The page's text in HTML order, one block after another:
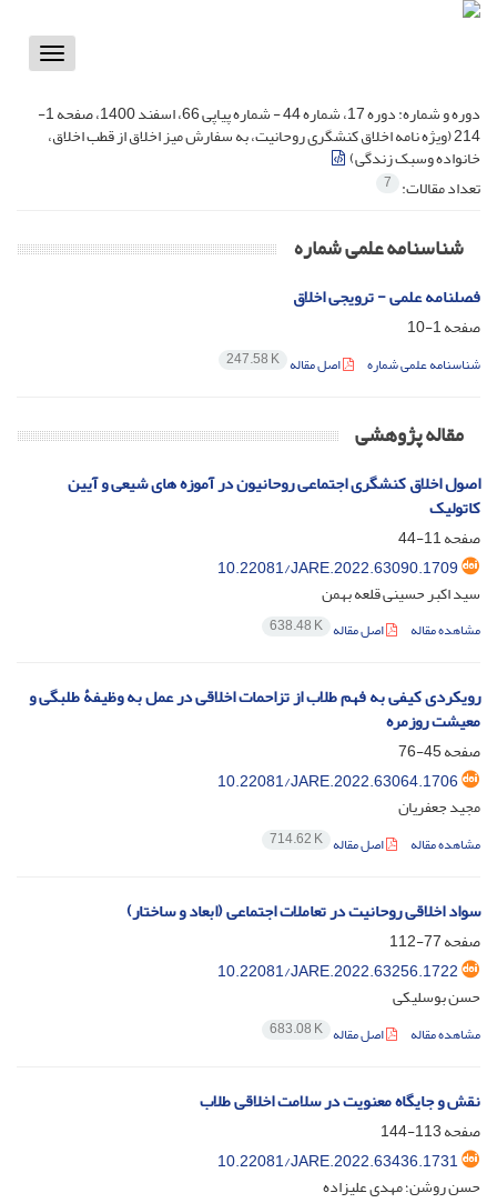
Toggle
دوره و شماره:
دوره 17، شماره 44 - شماره پیاپی 66، اسفند 1400، صفحه 1-
214 (ویژه نامه اخلاق کنشگری روحانیت، به سفارش میز اخلاق از قطب اخلاق،
خانواده وسبک زندگی)
تعداد مقالات: 7
شناسنامه علمی شماره
فصلنامه علمی - ترویجی اخلاق
صفحه1-10
شناسنامه علمی شماره اصل مقاله 247.58 K
مقاله پژوهشی
اصول اخلاق کنشگری اجتماعی روحانیون در آموزه های شیعی و آیین
کاتولیک
صفحه11-44
10.22081/JARE.2022.63090.1709
سید اکبر حسینی قلعه بهمن
مشاهده مقاله اصل مقاله 638.48 K
رویکردی کیفی به فهم طلاب از تزاحمات اخلاقی در عمل به وظیفۀ طلبگی و
معیشت روزمره
صفحه45-76
10.22081/JARE.2022.63064.1706
مجید جعفریان
مشاهده مقاله اصل مقاله 714.62 K
سواد اخلاقی روحانیت در تعاملات اجتماعی (ابعاد و ساختار)
صفحه77-112
10.22081/JARE.2022.63256.1722
حسن بوسلیکی
مشاهده مقاله اصل مقاله 683.08 K
نقش و جایگاه معنویت در سلامت اخلاقی طلاب
صفحه113-144
10.22081/JARE.2022.63436.1731
حسن روشن؛ مهدی علیزاده